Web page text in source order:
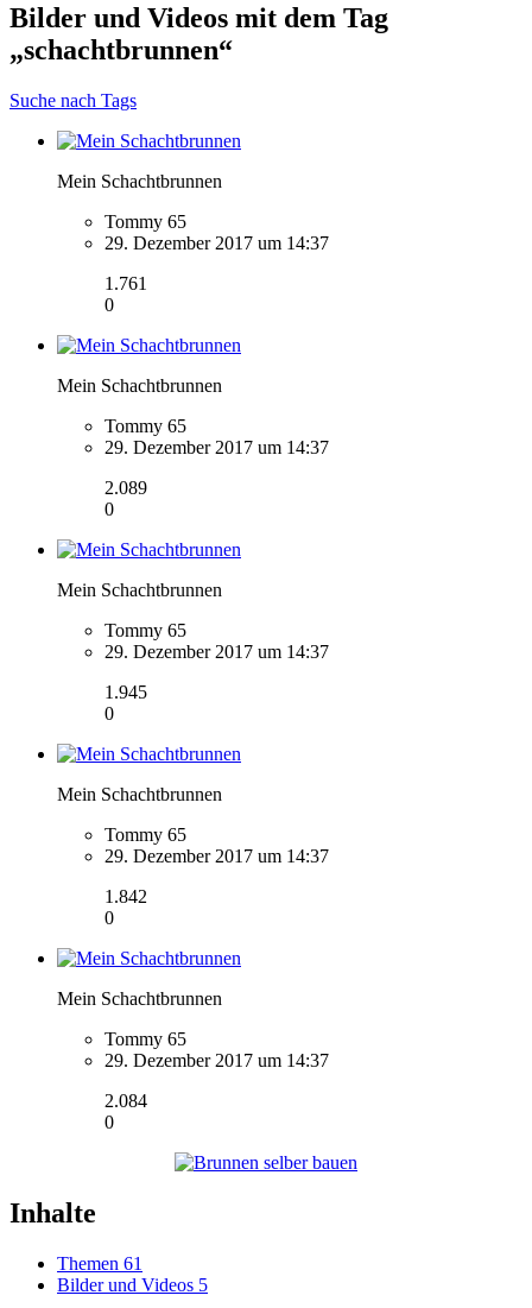
Bilder und Videos mit dem Tag
„schachtbrunnen“
Suche nach Tags
Mein Schachtbrunnen
Tommy 65
29. Dezember 2017 um 14:37
1.761
0
Mein Schachtbrunnen
Tommy 65
29. Dezember 2017 um 14:37
2.089
0
Mein Schachtbrunnen
Tommy 65
29. Dezember 2017 um 14:37
1.945
0
Mein Schachtbrunnen
Tommy 65
29. Dezember 2017 um 14:37
1.842
0
Mein Schachtbrunnen
Tommy 65
29. Dezember 2017 um 14:37
2.084
0
Inhalte
Themen 61
Bilder und Videos 5